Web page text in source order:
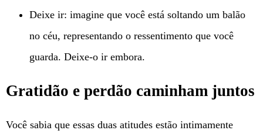
Deixe ir: imagine que você está soltando um balão
no céu, representando o ressentimento que você
guarda. Deixe-o ir embora.
Gratidão e perdão caminham juntos
Você sabia que essas duas atitudes estão intimamente